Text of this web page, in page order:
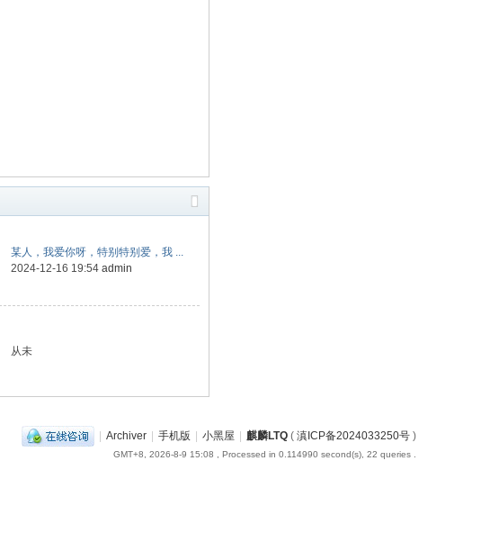
某人，我爱你呀，特别特别爱，我 ...
2024-12-16 19:54 admin
从未
| Archiver | 手机版 | 小黑屋 | 麒麟LTQ ( 滇ICP备2024033250号 )
GMT+8, 2026-8-9 15:08 , Processed in 0.114990 second(s), 22 queries .